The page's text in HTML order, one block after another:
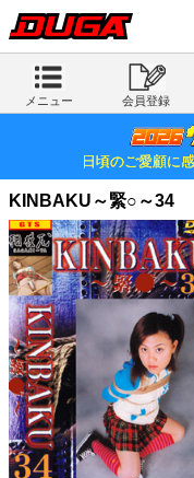
メニュー 会員登録
日頃のご愛顧に
KINBAKU～緊○～34